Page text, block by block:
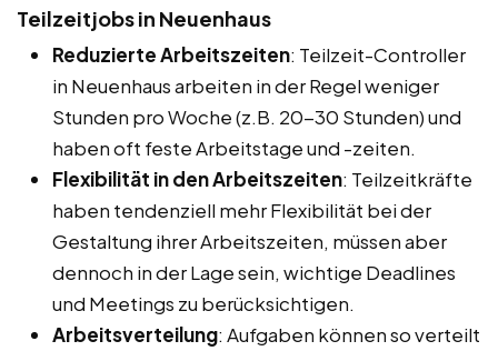
Teilzeitjobs in Neuenhaus
Reduzierte Arbeitszeiten: Teilzeit-Controller
in Neuenhaus arbeiten in der Regel weniger
Stunden pro Woche (z.B. 20-30 Stunden) und
haben oft feste Arbeitstage und -zeiten.
Flexibilität in den Arbeitszeiten: Teilzeitkräfte
haben tendenziell mehr Flexibilität bei der
Gestaltung ihrer Arbeitszeiten, müssen aber
dennoch in der Lage sein, wichtige Deadlines
und Meetings zu berücksichtigen.
Arbeitsverteilung: Aufgaben können so verteilt